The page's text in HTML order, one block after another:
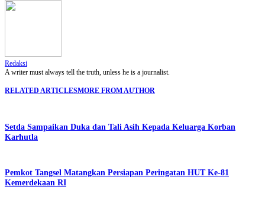
Redaksi
A writer must always tell the truth, unless he is a journalist.
RELATED ARTICLESMORE FROM AUTHOR
Setda Sampaikan Duka dan Tali Asih Kepada Keluarga Korban
Karhutla
Pemkot Tangsel Matangkan Persiapan Peringatan HUT Ke-81
Kemerdekaan RI